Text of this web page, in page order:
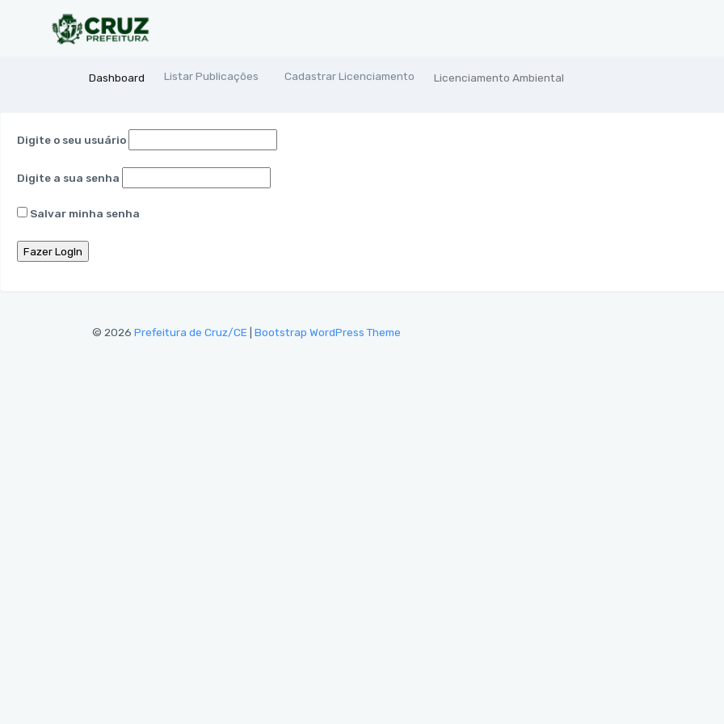
Dashboard (current)
Listar Publicações Cadastrar Licenciamento Licenciamento Ambiental
Digite o seu usuário
Digite a sua senha
Salvar minha senha
© 2026 Prefeitura de Cruz/CE Bootstrap WordPress Theme